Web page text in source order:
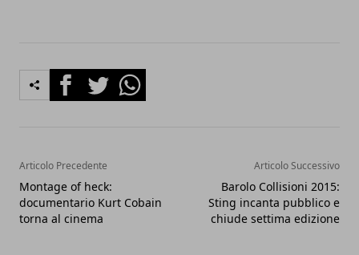
FacebookTwitterWhatsapp
Articolo Precedente
Montage of heck:
documentario Kurt Cobain
torna al cinema
Articolo Successivo
Barolo Collisioni 2015:
Sting incanta pubblico e
chiude settima edizione